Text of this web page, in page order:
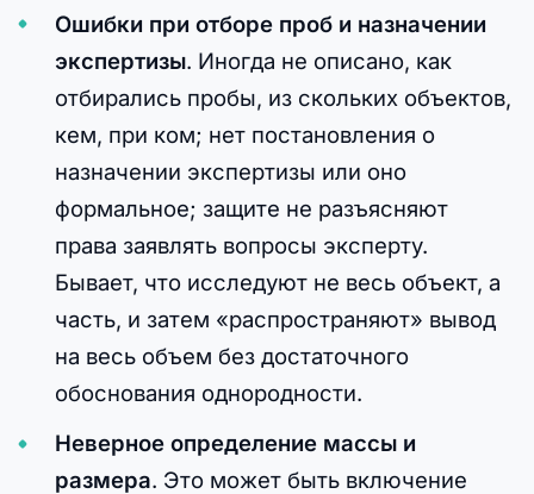
Ошибки при отборе проб и назначении
экспертизы. Иногда не описано, как
отбирались пробы, из скольких объектов,
кем, при ком; нет постановления о
назначении экспертизы или оно
формальное; защите не разъясняют
права заявлять вопросы эксперту.
Бывает, что исследуют не весь объект, а
часть, и затем «распространяют» вывод
на весь объем без достаточного
обоснования однородности.
Неверное определение массы и
размера. Это может быть включение